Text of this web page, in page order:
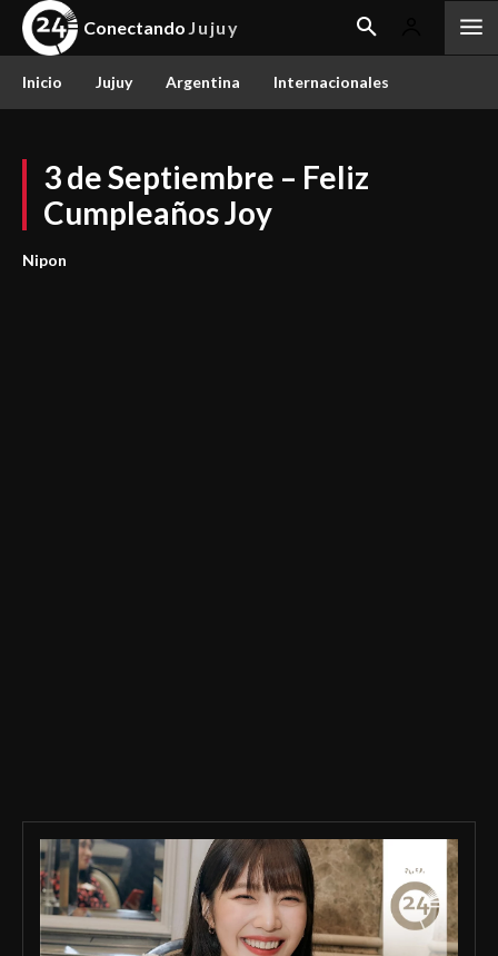
Conectando Jujuy
Inicio Jujuy Argentina Internacionales
3 de Septiembre – Feliz
Cumpleaños Joy
Nipon